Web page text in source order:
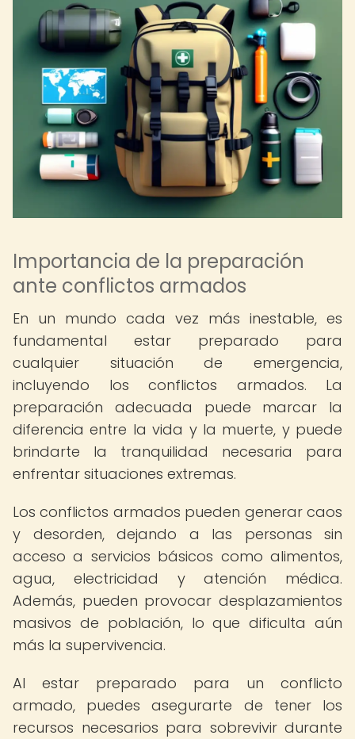
Importancia de la preparación
ante conflictos armados
En un mundo cada vez más inestable, es
fundamental estar preparado para
cualquier situación de emergencia,
incluyendo los conflictos armados. La
preparación adecuada puede marcar la
diferencia entre la vida y la muerte, y puede
brindarte la tranquilidad necesaria para
enfrentar situaciones extremas.
Los conflictos armados pueden generar caos
y desorden, dejando a las personas sin
acceso a servicios básicos como alimentos,
agua, electricidad y atención médica.
Además, pueden provocar desplazamientos
masivos de población, lo que dificulta aún
más la supervivencia.
Al estar preparado para un conflicto
armado, puedes asegurarte de tener los
recursos necesarios para sobrevivir durante